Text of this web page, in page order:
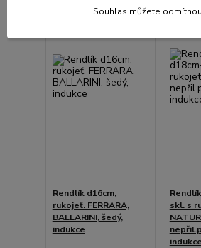
Rendlík d16cm,
rukojeť. FERRARA,
BALLARINI, šedý,
indukce
skl. s
indukce
Souhlas můžete